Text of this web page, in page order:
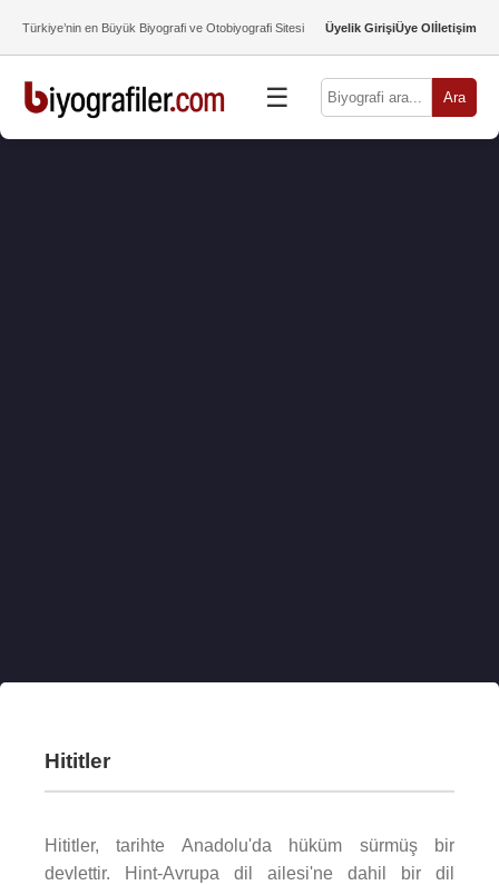
Türkiye’nin en Büyük Biyografi ve Otobiyografi Sitesi Üyelik GirişiÜye Olİletişim
☰ Ara
Hititler
Hititler, tarihte Anadolu'da hüküm sürmüş bir
devlettir. Hint-Avrupa dil ailesi'ne dahil bir dil